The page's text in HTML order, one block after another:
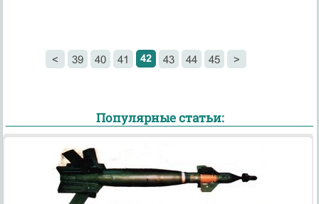
< 39 40 41 42 43 44 45 >
Популярные статьи: